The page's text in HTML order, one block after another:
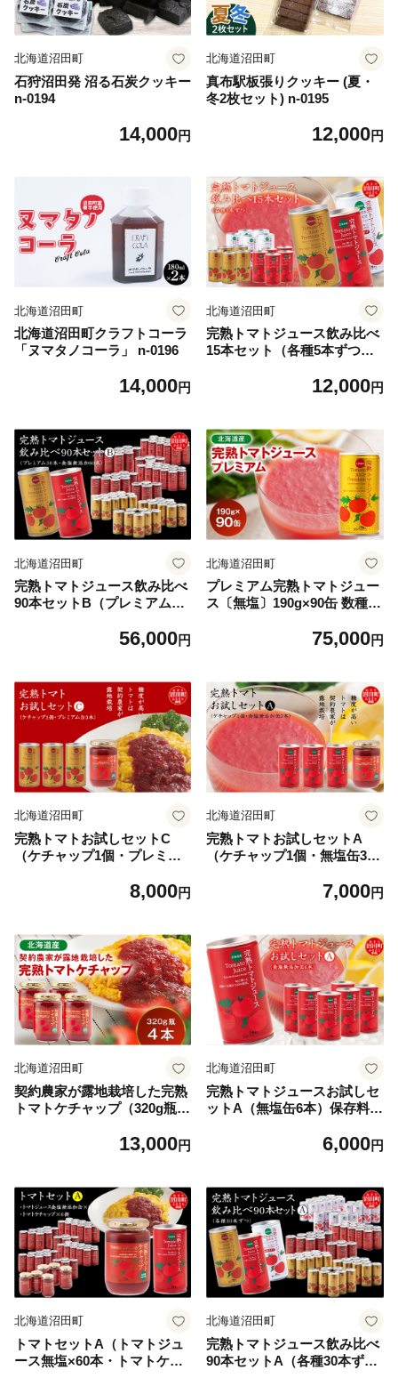
北海道沼田町
石狩沼田発 沼る石炭クッキー
n-0194
14,000円
北海道沼田町
真布駅板張りクッキー (夏・
冬2枚セット) n-0195
12,000円
北海道沼田町
北海道沼田町クラフトコーラ
「ヌマタノコーラ」 n-0196
14,000円
北海道沼田町
完熟トマトジュース飲み比べ
15本セット（各種5本ずつ）
ヘルシーDo認定 ESSEふるさ
12,000円
北海道沼田町
完熟トマトジュース飲み比べ
90本セットB（プレミアム30
加 国産 北海道産 ヘルシーDo
56,000円
北海道沼田町
プレミアム完熟トマトジュー
ス〔無塩〕190g×90缶 数種類
無添加 国産 北海道産 とまと
75,000円
北海道沼田町
完熟トマトお試しセットC
（ケチャップ1個・プレミア
北海道産 とまと 野菜ジュー
8,000円
北海道沼田町
完熟トマトお試しセットA
（ケチャップ1個・無塩缶3
道産 とまと 野菜ジュース 美
0062
7,000円
北海道沼田町
契約農家が露地栽培した完熟
トマトケチャップ（320g瓶×
13,000円
北海道沼田町
完熟トマトジュースお試しセ
ットA（無塩缶6本）保存料
野菜ジュース 美容 健康 ヘル
6,000円
北海道沼田町
トマトセットA（トマトジュ
ース無塩×60本・トマトケチ
北海道沼田町
完熟トマトジュース飲み比べ
90本セットA（各種30本ず